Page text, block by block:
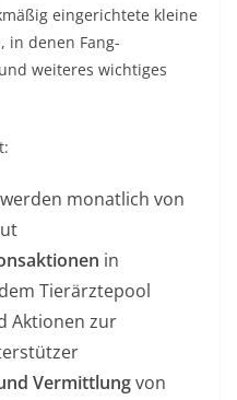
eingerichtete kleine
in denen Fang-
weiteres wichtiges
werden monatlich von
in
Tierärztepool
Aktionen zur
Vermittlungvon